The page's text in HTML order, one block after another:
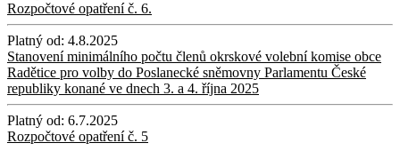
Rozpočtové opatření č. 6.
Platný od: 4.8.2025
Stanovení minimálního počtu členů okrskové volební komise obce
Radětice pro volby do Poslanecké sněmovny Parlamentu České
republiky konané ve dnech 3. a 4. října 2025
Platný od: 6.7.2025
Rozpočtové opatření č. 5